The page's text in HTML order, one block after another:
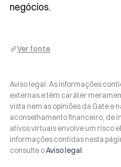
negócios.
Ver fonte
Aviso legal: As informações
externas e têm caráter
vista nem as opiniões da Gate e
aconselhamento financeiro, de
ativos virtuais envolve um risco
informações contidas nesta
consulte oAviso legal.